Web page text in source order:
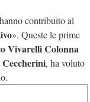
contribuito al
». Queste le prime
Vivarelli Colonna
, ha voluto